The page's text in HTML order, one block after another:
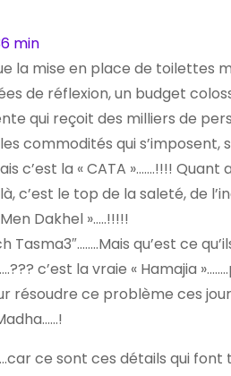
min
la mise en place de toilettes
de réflexion, un budget
qui reçoit des milliers de
commodités qui
c’est la « CATA »…….!!!!
c’est le top de la saleté, de
Dakhel »…..!!!!!
Tasma3″……..Mais qu’est ce
c’est la vraie « Hamajia
résoudre ce problème ces
ce sont ces détails qui